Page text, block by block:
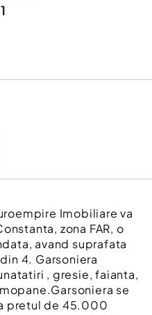
Imobiliare va
zona FAR, o
avand suprafata
4. Garsoniera
, gresie, faianta,
se
la pretul de 45.000